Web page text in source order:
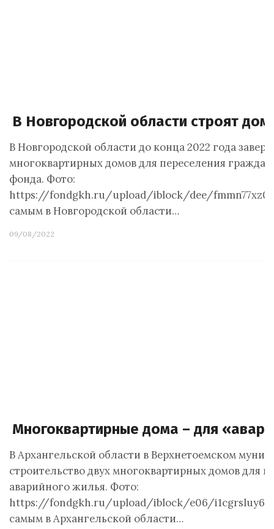
В Новгородской области строят
В Новгородской области до конца 2022 года
многоквартирных домов для переселения
фонда. Фото:
https://fondgkh.ru/upload/iblock/dee/
самым в Новгородской области…
09/08/2022
Многоквартирные дома – для
В Архангельской области в Верхнетоемском
строительство двух многоквартирных домов для
аварийного жилья. Фото:
https://fondgkh.ru/upload/iblock/e06/
самым в Архангельской области…